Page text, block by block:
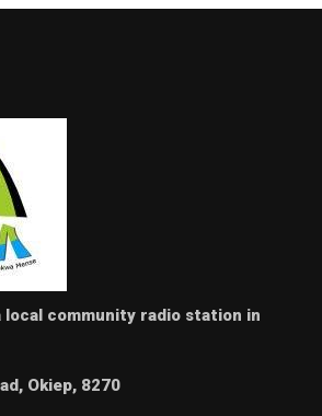
local community radio station in
Okiep, 8270